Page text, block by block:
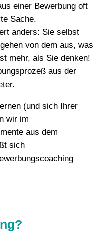
einer Bewerbung oft
Sache.
anders: Sie selbst
von dem aus, was
mehr, als Sie denken!
aus der
(und sich Ihrer
wir im
aus dem
sich